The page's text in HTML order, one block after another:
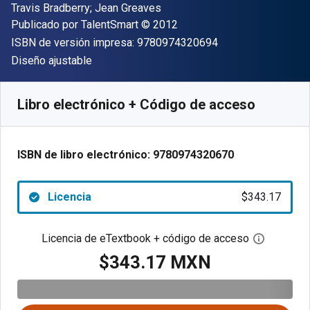
Autor(es)
Travis Bradberry; Jean Greaves
Editor
Publicado por TalentSmart Copyright
© 2012
ISBN de versión impresa: 9780974320694"ISBN-13
Formato
Diseño ajustable
Libro electrónico + Código de acceso
ISBN de libro electrónico: 9780974320670
Licencia $343.17
Licencia de eTextbook + código de acceso Abre el
$343.17 MXN